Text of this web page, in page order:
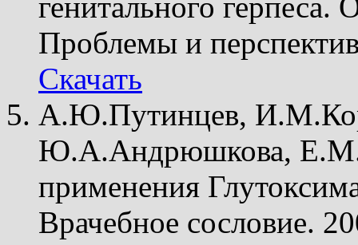
Проблемы и
Скачать
А.Ю.Путинцев,
Ю.А.Андрюшкова,
применения
Врачебное сословие.